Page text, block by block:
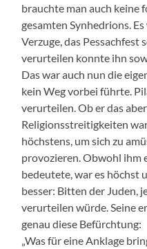
brauchte man auch keine
gesamten Synhedrions.
Verzuge, das Pessachfest
verurteilen konnte ihn
Das war auch nun die
kein Weg vorbei führte.
verurteilen. Ob er das
Religionsstreitigkeiten
höchstens, um sich zu
provozieren. Obwohl ihm
bedeutete, war es höchst
besser: Bitten der Juden,
verurteilen würde. Seine
genau diese Befürchtung:
„Was für eine Anklage